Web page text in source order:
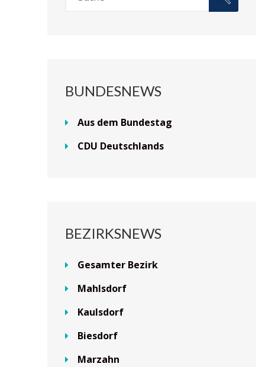
BUNDESNEWS
Aus dem Bundestag
CDU Deutschlands
BEZIRKSNEWS
Gesamter Bezirk
Mahlsdorf
Kaulsdorf
Biesdorf
Marzahn